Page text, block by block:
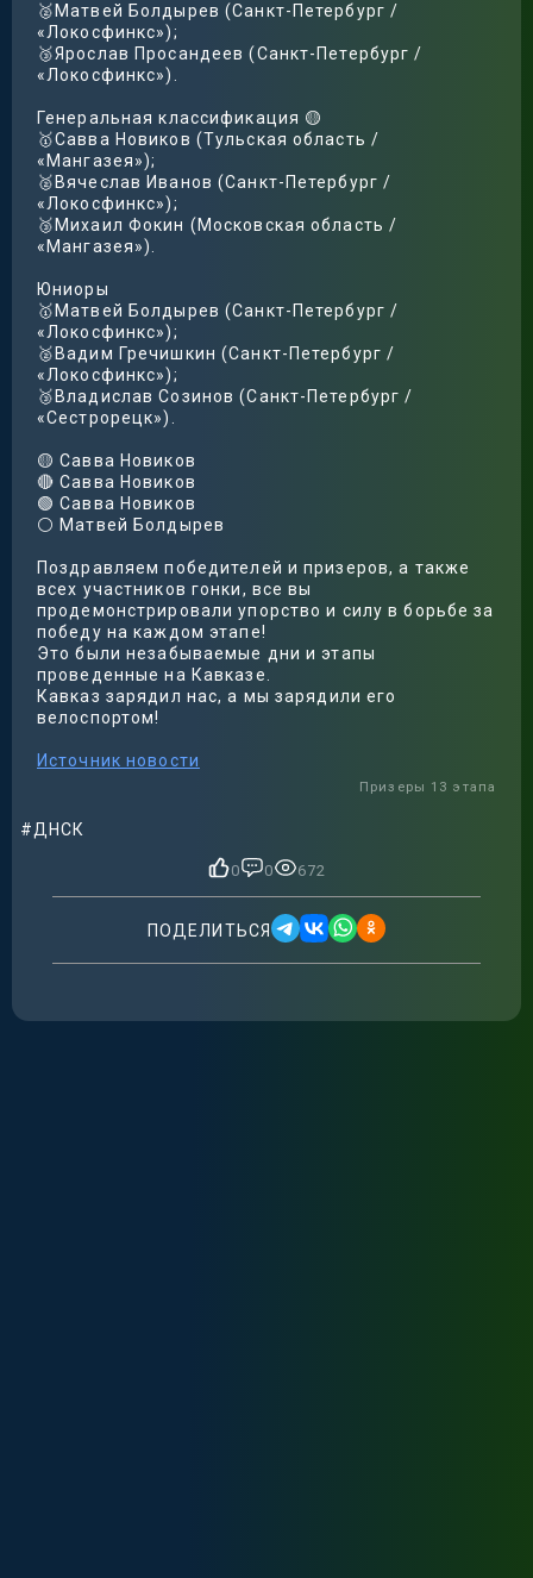
🥈Матвей Болдырев (Санкт-Петербург /
«Локосфинкс»);
🥉Ярослав Просандеев (Санкт-Петербург /
«Локосфинкс»).
Генеральная классификация 🟡
🥇Савва Новиков (Тульская область /
«Мангазея»);
🥈Вячеслав Иванов (Санкт-Петербург /
«Локосфинкс»);
🥉Михаил Фокин (Московская область /
«Мангазея»).
Юниоры
🥇Матвей Болдырев (Санкт-Петербург /
«Локосфинкс»);
🥈Вадим Гречишкин (Санкт-Петербург /
«Локосфинкс»);
🥉Владислав Созинов (Санкт-Петербург /
«Сестрорецк»).
🟡 Савва Новиков
🔴 Савва Новиков
🟢 Савва Новиков
⚪️ Матвей Болдырев
Поздравляем победителей и призеров, а также
всех участников гонки, все вы
продемонстрировали упорство и силу в борьбе за
победу на каждом этапе!
Это были незабываемые дни и этапы
проведенные на Кавказе.
Кавказ зарядил нас, а мы зарядили его
велоспортом!
Источник новости
Призеры 13 этапа
#ДНСК
0 0 672
ПОДЕЛИТЬСЯ